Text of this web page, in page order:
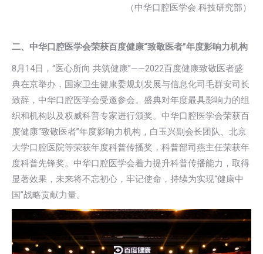
（中华口腔医学会 科技研究部）
二、中华口腔医学会荣获百度健康“致敬医者”年度影响力机构
8月14日，“医心所向 共筑健康”——2022百度健康致敬医者盛
典在京举办，国家卫生健康委规划发展与信息化司毛群安司长
致辞，中华口腔医学会受邀参会。盛典对年度最具影响力的组
织和机构以及权威科普专家进行颁奖。中华口腔医学会荣获百
度健康“致敬医者”年度影响力机构，白玉兴副会长团队、北京
大学口腔医院等荣获年度科普传播奖，科普部司燕主任荣获年
度科普先锋奖。中华口腔医学会着力提升科普传播能力，取得
显著效果，未来将不忘初心，牢记使命，持续为实现“健康中
国”战略贡献力量。